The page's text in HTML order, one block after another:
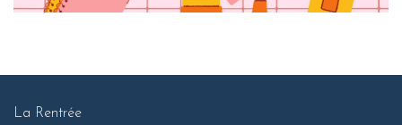
La Rentrée